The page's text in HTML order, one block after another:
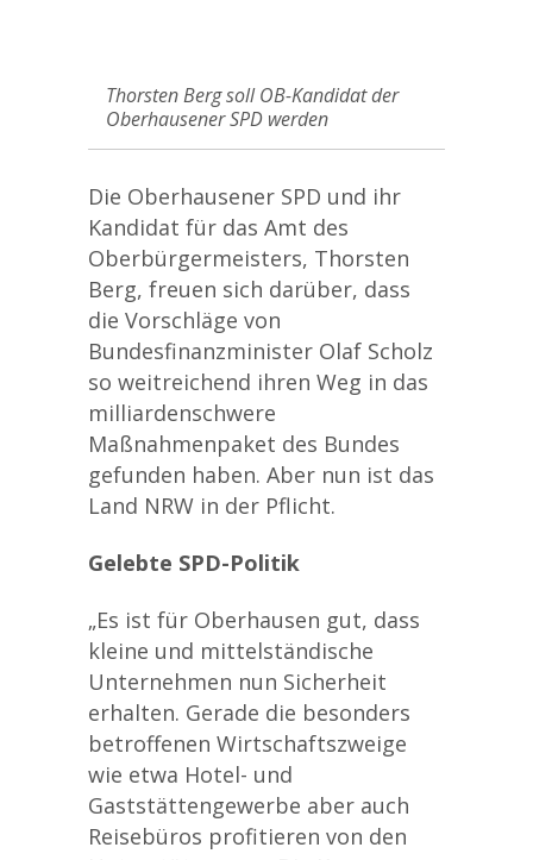
Thorsten Berg soll OB-Kandidat der
Oberhausener SPD werden
Die Oberhausener SPD und ihr
Kandidat für das Amt des
Oberbürgermeisters, Thorsten
Berg, freuen sich darüber, dass
die Vorschläge von
Bundesfinanzminister Olaf Scholz
so weitreichend ihren Weg in das
milliardenschwere
Maßnahmenpaket des Bundes
gefunden haben. Aber nun ist das
Land NRW in der Pflicht.
Gelebte SPD-Politik
„Es ist für Oberhausen gut, dass
kleine und mittelständische
Unternehmen nun Sicherheit
erhalten. Gerade die besonders
betroffenen Wirtschaftszweige
wie etwa Hotel- und
Gaststättengewerbe aber auch
Reisebüros profitieren von den